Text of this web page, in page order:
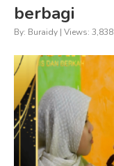
berbagi
By: Buraidy | Views: 3,838